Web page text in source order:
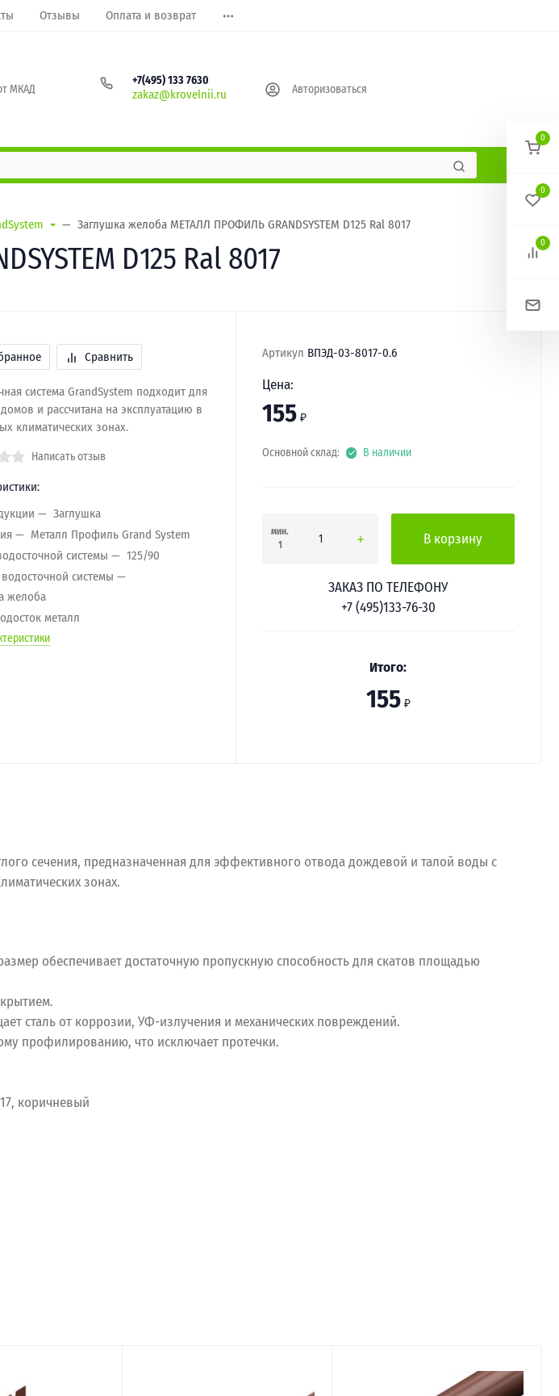
Отзывы Оплата и возврат
МКАД
+7(495) 133 7630
zakaz@krovelnii.ru Авторизоваться
Заглушка желоба МЕТАЛЛ ПРОФИЛЬ GRANDSYSTEM D125 Ral 8017
D125 Ral 8017
Сравнить
система GrandSystem подходит для
и рассчитана на эксплуатацию в
климатических зонах.
Написать отзыв
Заглушка
Металл Профиль Grand System
системы
125/90
системы
желоба
металл
Артикул ВПЭД-03-8017-0.6
Цена:
155 ₽
Основной склад: В наличии
мин.
1
В корзину
ЗАКАЗ ПО ТЕЛЕФОНУ
+7 (495)133-76-30
Итого:
155 ₽
сечения, предназначенная для эффективного отвода дождевой и талой воды с
зонах.
обеспечивает достаточную пропускную способность для скатов площадью
сталь от коррозии, УФ-излучения и механических повреждений.
профилированию, что исключает протечки.
коричневый
0
0
0